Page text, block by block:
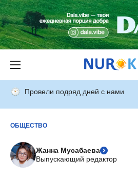
Провели подряд дней с нами
ОБЩЕСТВО
Жанна Мусабаева
Выпускающий редактор